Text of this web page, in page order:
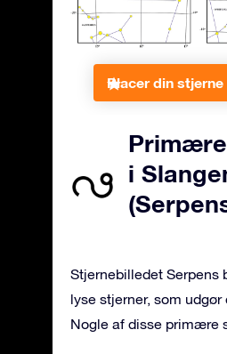
Placer din stjerne
i
Stjernebilledet Serpens
lyse stjerner, som udgør
Nogle af disse primære